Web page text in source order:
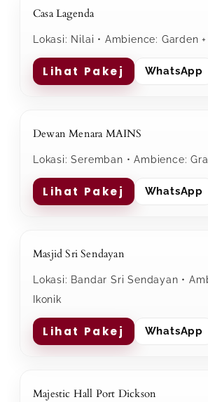
Casa Lagenda
Lokasi: Nilai • Ambience: Garden
Lihat Pakej WhatsApp
Dewan Menara MAINS
Lokasi: Seremban • Ambience:
Lihat Pakej WhatsApp
Masjid Sri Sendayan
Lokasi: Bandar Sri Sendayan •
Ikonik
Lihat Pakej WhatsApp
Majestic Hall Port Dickson